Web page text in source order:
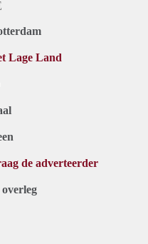
Lage Land
de adverteerder